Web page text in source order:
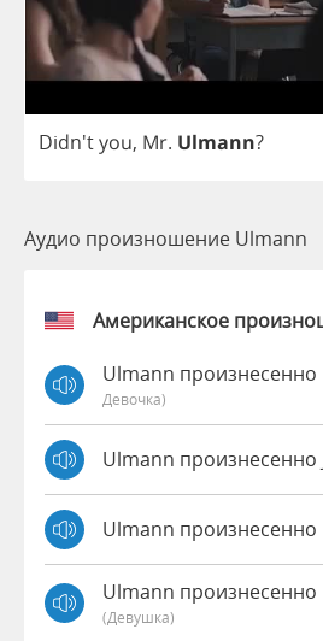
Didn'tyou, Mr. Ulmann?
Аудио произношение Ulmann
Американское
Ulmann произнесенно
Девочка)
Ulmann произнесенно
Ulmann произнесенно
Ulmann
(девушка)